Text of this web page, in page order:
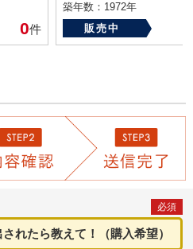
0件
築年数：1972年
販売中
必須
れたら教えて！（購入希望）